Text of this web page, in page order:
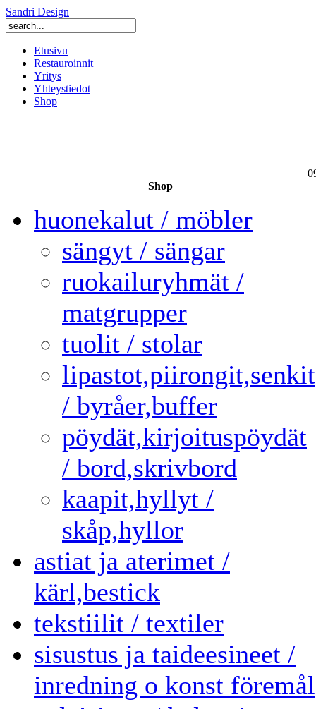
Sandri Design
Etusivu
Restauroinnit
Yritys
Yhteystiedot
Shop
Shop
huonekalut / möbler
sängyt / sängar
ruokailuryhmät /
matgrupper
tuolit / stolar
lipastot,piirongit,senkit
/ byråer,buffer
pöydät,kirjoituspöydät
/ bord,skrivbord
kaapit,hyllyt /
skåp,hyllor
astiat ja aterimet /
kärl,bestick
tekstiilit / textiler
sisustus ja taideesineet /
inredning o konst föremål